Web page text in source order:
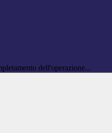
dell'operazione...